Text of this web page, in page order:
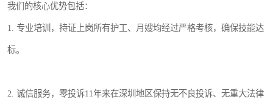
我们的核心优势包括：
1. 专业培训，持证上岗所有护工、月嫂均经过严格考核，确保技能达
标。
2. 诚信服务，零投诉11年来在深圳地区保持无不良投诉、无重大法律